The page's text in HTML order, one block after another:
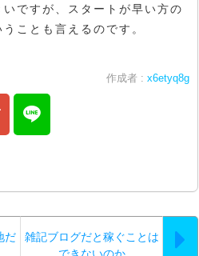
ですが、スタートが早い方の
ことも言えるのです。
作成者 : x6etyq8g
だ
雑記ブログだと稼ぐことは
できないのか